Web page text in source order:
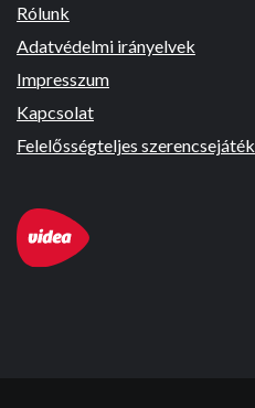
Rólunk
Adatvédelmi irányelvek
Impresszum
Kapcsolat
Felelősségteljes szerencsejáték